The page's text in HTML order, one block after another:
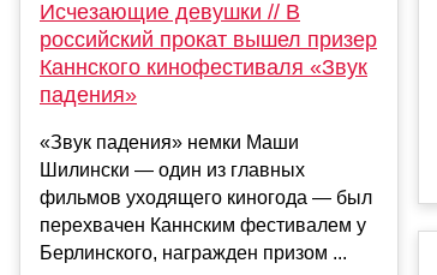
Исчезающие девушки // В
российский прокат вышел призер
Каннского кинофестиваля «Звук
падения»
«Звук падения» немки Маши
Шилински — один из главных
фильмов уходящего киногода — был
перехвачен Каннским фестивалем у
Берлинского, награжден призом ...